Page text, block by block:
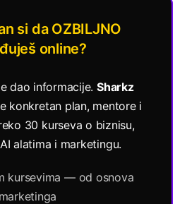
si da OZBILJNO
online?
dao informacije.Sharkz
konkretan plan, mentore i
30 kurseva o biznisu,
alatima i marketingu.
kursevima — od osnova